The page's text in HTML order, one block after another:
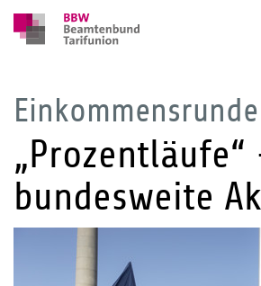
bundesweite